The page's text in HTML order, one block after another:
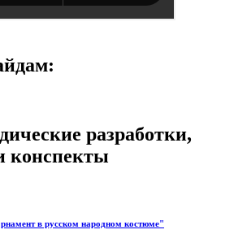
разработки,
конспекты
в русском народном костюме"